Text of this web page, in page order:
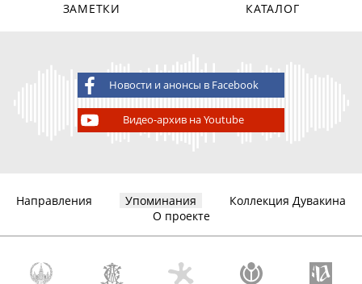
ЗАМЕТКИ
КАТАЛОГ
Новости и анонсы в Facebook
Видео-архив на Youtube
Направления Упоминания
Коллекция Дувакина
О проекте